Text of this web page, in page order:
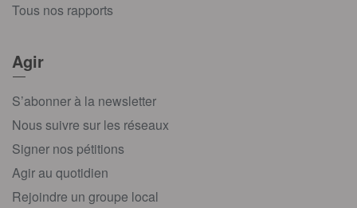
Tous nos rapports
Agir
S’abonner à la newsletter
Nous suivre sur les réseaux
Signer nos pétitions
Agir au quotidien
Rejoindre un groupe local